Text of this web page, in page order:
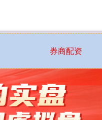
券商配资